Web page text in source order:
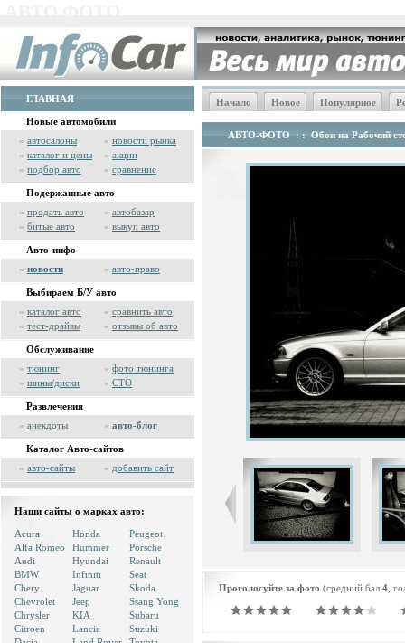
ГЛАВНАЯ
Новые автомобили
» автосалоны » новости рынка
» каталог и цены » акции
» подбор авто » сравнение
Подержанные авто
» продать авто » автобазар
» битые авто » выкуп авто
Авто-инфо
» новости » авто-право
Выбираем Б/У авто
» каталог авто » сравнить авто
» тест-драйвы » отзывы об авто
Обслуживание
» тюнинг » фото тюнинга
» шины/диски » СТО
Развлечения
» анекдоты » авто-блог
Каталог Авто-сайтов
» авто-сайты » добавить сайт
Наши сайты о марках авто:
Acura
Alfa Romeo
Audi
BMW
Chery
Chevrolet
Chrysler
Citroen
Honda
Hummer
Hyundai
Infiniti
Jaguar
Jeep
KIA
Lancia
Peugeot
Porsche
Renault
Seat
Skoda
Ssang Yong
Subaru
Suzuki
Начало Новое Популярное
АВТО-ФОТО : : Обои на Рабочий
Проголосуйте за фото (средний бал 4 ,